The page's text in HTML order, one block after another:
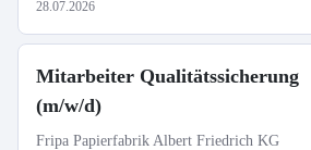
28.07.2026
Mitarbeiter Qualitätssicherung
(m/w/d)
Fripa Papierfabrik Albert Friedrich KG